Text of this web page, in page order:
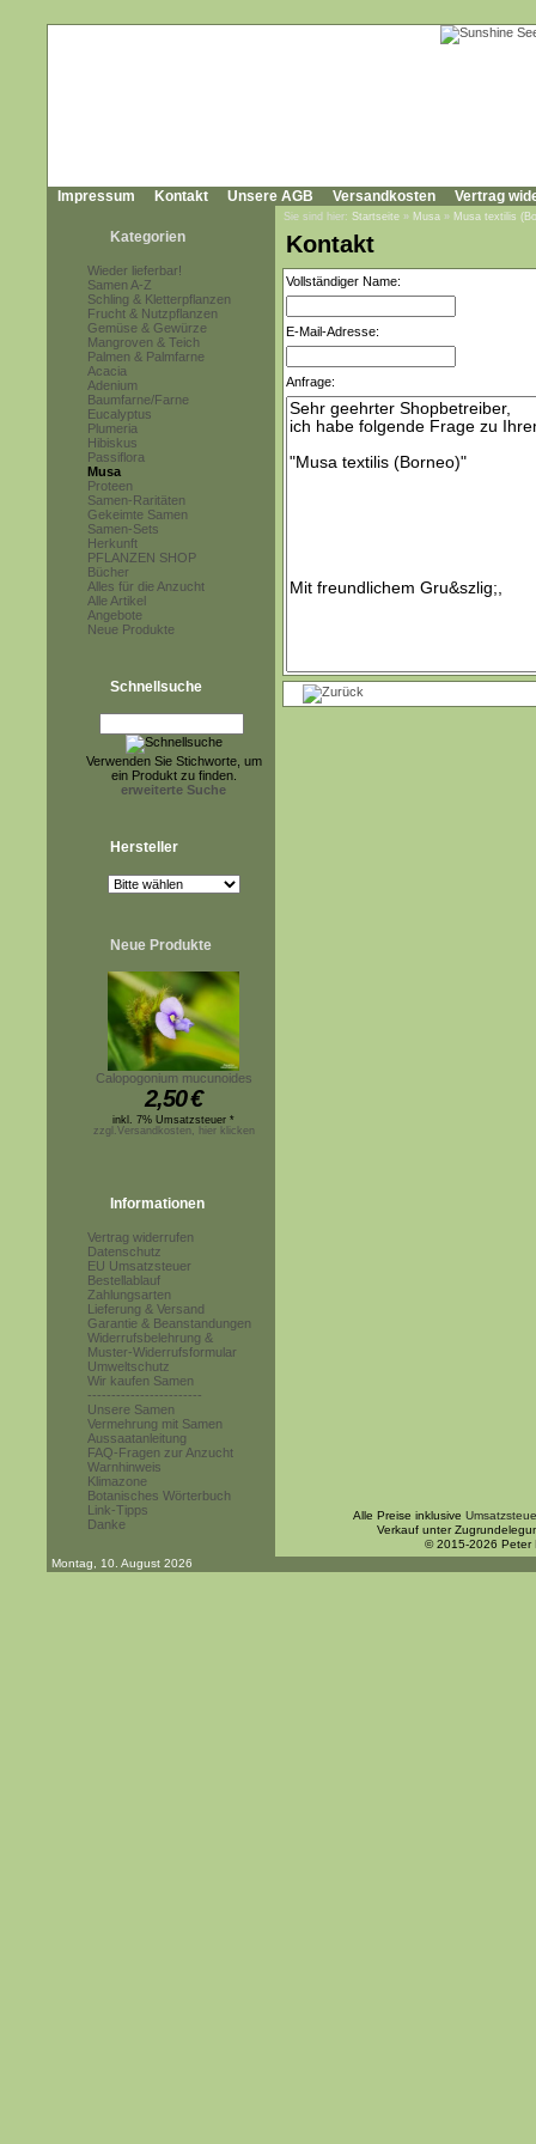
Impressum Kontakt Unsere AGB Versandkosten Vertrag
Kategorien
Wieder lieferbar!
Samen A-Z
Schling & Kletterpflanzen
Frucht & Nutzpflanzen
Gemüse & Gewürze
Mangroven & Teich
Palmen & Palmfarne
Acacia
Adenium
Baumfarne/Farne
Eucalyptus
Plumeria
Hibiskus
Passiflora
Musa
Proteen
Samen-Raritäten
Gekeimte Samen
Samen-Sets
Herkunft
PFLANZEN SHOP
Bücher
Alles für die Anzucht
Alle Artikel
Angebote
Neue Produkte
Schnellsuche
Verwenden Sie Stichworte, um
ein Produkt zu finden.
erweiterte Suche
Hersteller
Neue Produkte
Calopogonium mucunoides
2,50€
inkl. 7% Umsatzsteuer *
zzgl.Versandkosten, hier klicken
Informationen
Vertrag widerrufen
Datenschutz
EU Umsatzsteuer
Bestellablauf
Zahlungsarten
Lieferung & Versand
Garantie & Beanstandungen
Widerrufsbelehrung &
Muster-Widerrufsformular
Umweltschutz
Wir kaufen Samen
------------------------
Unsere Samen
Vermehrung mit Samen
Aussaatanleitung
FAQ-Fragen zur Anzucht
Warnhinweis
Klimazone
Botanisches Wörterbuch
Link-Tipps
Danke
Sie sind hier: Startseite » Musa » Musa textilis
Kontakt
Vollständiger Name:
E-Mail-Adresse:
Anfrage:
Alle Preise inklusive
Verkauf unter
© 2015-2026 Peter
Montag, 10. August 2026